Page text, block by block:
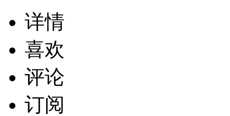
详情
喜欢
评论
订阅